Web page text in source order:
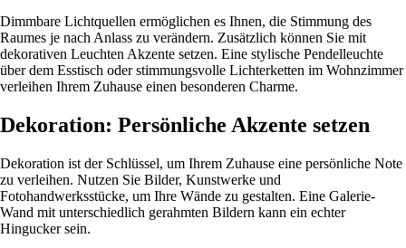
Dimmbare Lichtquellen ermöglichen es Ihnen, die Stimmung des
Raumes je nach Anlass zu verändern. Zusätzlich können Sie mit
dekorativen Leuchten Akzente setzen. Eine stylische Pendelleuchte
über dem Esstisch oder stimmungsvolle Lichterketten im Wohnzimmer
verleihen Ihrem Zuhause einen besonderen Charme.
Dekoration: Persönliche Akzente setzen
Dekoration ist der Schlüssel, um Ihrem Zuhause eine persönliche Note
zu verleihen. Nutzen Sie Bilder, Kunstwerke und
Fotohandwerksstücke, um Ihre Wände zu gestalten. Eine Galerie-
Wand mit unterschiedlich gerahmten Bildern kann ein echter
Hingucker sein.